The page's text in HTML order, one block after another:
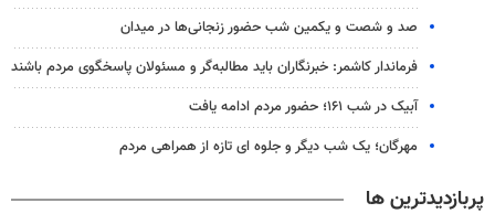
صد و شصت و یکمین شب حضور زنجانی‌ها در میدان
فرماندار کاشمر: خبرنگاران باید مطالبه‌گر و مسئولان پاسخگوی مردم باشند
آبیک در شب ۱۶۱؛ حضور مردم ادامه یافت
مهرگان؛ یک شب دیگر و جلوه ای تازه از همراهی مردم
پربازدیدترین ها